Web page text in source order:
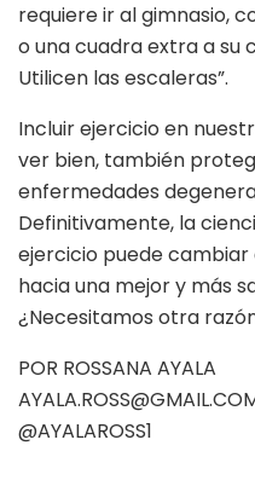
requiere ir al gimnasio,
o una cuadra extra a su
Utilicen las escaleras”.
Incluir ejercicio en
ver bien, también
enfermedades
Definitivamente, la
ejercicio puede cambiar
hacia una mejor y más
¿Necesitamos otra
POR ROSSANA AYALA
@AYALAROSS1